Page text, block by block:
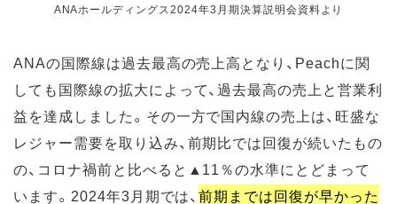
ANAホールディングス2024年3月期決算説明会資料より
ANAの国際線は過去最高の売上高となり、Peachに関
しても国際線の拡大によって、過去最高の売上と営業利
益を達成しました。その一方で国内線の売上は、旺盛な
レジャー需要を取り込み、前期比では回復が続いたもの
の、コロナ禍前と比べると▲11％の水準にとどまって
います。2024年3月期では、前期までは回復が早かった